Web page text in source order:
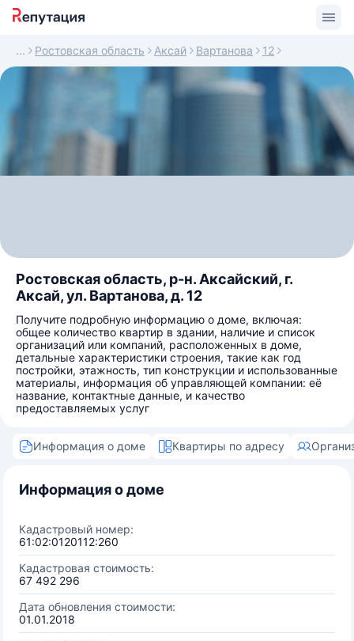
Ростовская область Аксай Вартанова 12
Ростовская область, р-н. Аксайский, г.
Аксай, ул. Вартанова, д. 12
Получите подробную информацию о доме, включая:
общее количество квартир в здании, наличие и список
организаций или компаний, расположенных в доме,
детальные характеристики строения, такие как год
постройки, этажность, тип конструкции и использованные
материалы, информация об управляющей компании: её
название, контактные данные, и качество
предоставляемых услуг
Информация о доме Квартиры по адресу
Информация о доме
Кадастровый номер:
61:02:0120112:260
Кадастровая стоимость:
67 492 296
Дата обновления стоимости:
01.01.2018